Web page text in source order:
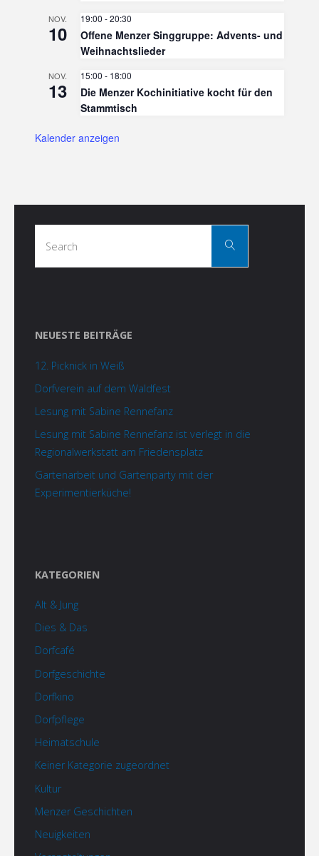
NOV.
10
19:00 -20:30
Offene Menzer Singgruppe: Advents- und
Weihnachtslieder
NOV.
13
15:00 - 18:00
Die Menzer Kochinitiative kocht für den
Stammtisch
Kalender anzeigen
Search
NEUESTE BEITRÄGE
12. Picknick in Weiß
Dorfverein auf dem Waldfest
Lesung mit Sabine Rennefanz
Lesung mit Sabine Rennefanz ist verlegt in die
Regionalwerkstatt am Friedensplatz
Gartenarbeit und Gartenparty mit der
Experimentierküche!
KATEGORIEN
Alt & Jung
Dies & Das
Dorfcafé
Dorfgeschichte
Dorfkino
Dorfpflege
Heimatschule
Keiner Kategorie zugeordnet
Kultur
Menzer Geschichten
Neuigkeiten